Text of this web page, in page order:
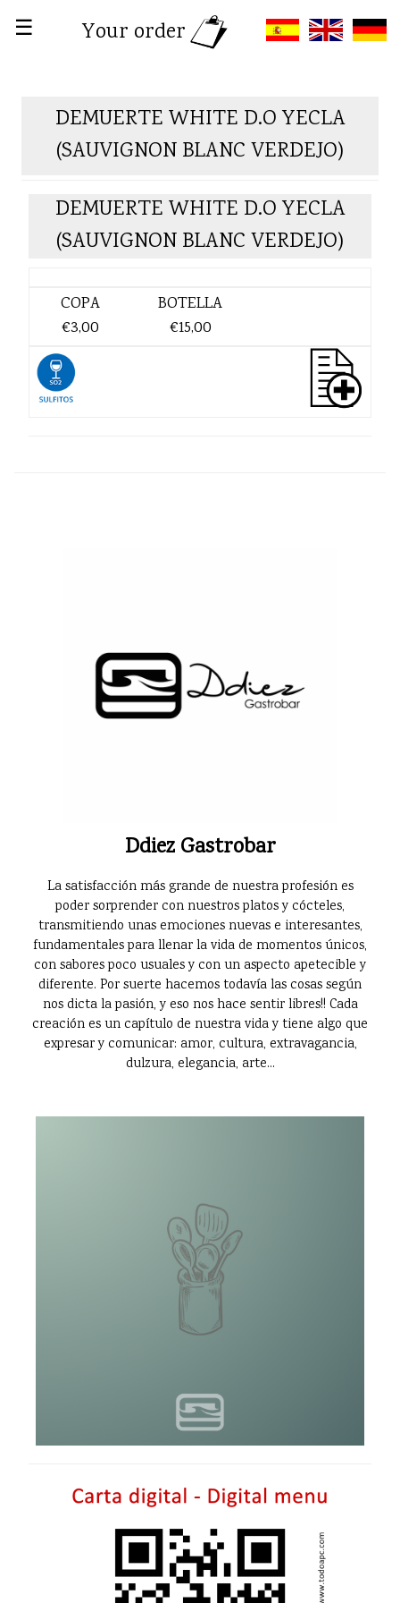
☰ Your order
DEMUERTE WHITE D.O YECLA
(SAUVIGNON BLANC VERDEJO)
DEMUERTE WHITE D.O YECLA
(SAUVIGNON BLANC VERDEJO)
COPA
€3,00
BOTELLA
€15,00
Ddiez Gastrobar
La satisfacción más grande de nuestra profesión es
poder sorprender con nuestros platos y cócteles,
transmitiendo unas emociones nuevas e interesantes,
fundamentales para llenar la vida de momentos únicos,
con sabores poco usuales y con un aspecto apetecible y
diferente. Por suerte hacemos todavía las cosas según
nos dicta la pasión, y eso nos hace sentir libres!! Cada
creación es un capítulo de nuestra vida y tiene algo que
expresar y comunicar: amor, cultura, extravagancia,
dulzura, elegancia, arte...